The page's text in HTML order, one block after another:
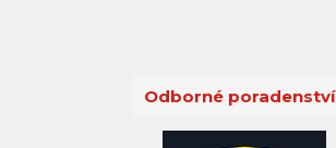
Odborné poradenství